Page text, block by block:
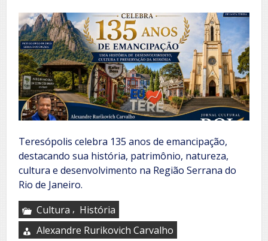
Teresópolis celebra 135 anos de emancipação,
destacando sua história, patrimônio, natureza,
cultura e desenvolvimento na Região Serrana do
Rio de Janeiro.
Cultura , História
Alexandre Rurikovich Carvalho